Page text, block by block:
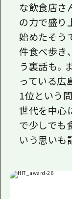
な飲食店さ
の力で盛り
始めたそう
件食べ歩き
う裏話も。
っている広
1位という
世代を中心
で少しでも
いう思いも